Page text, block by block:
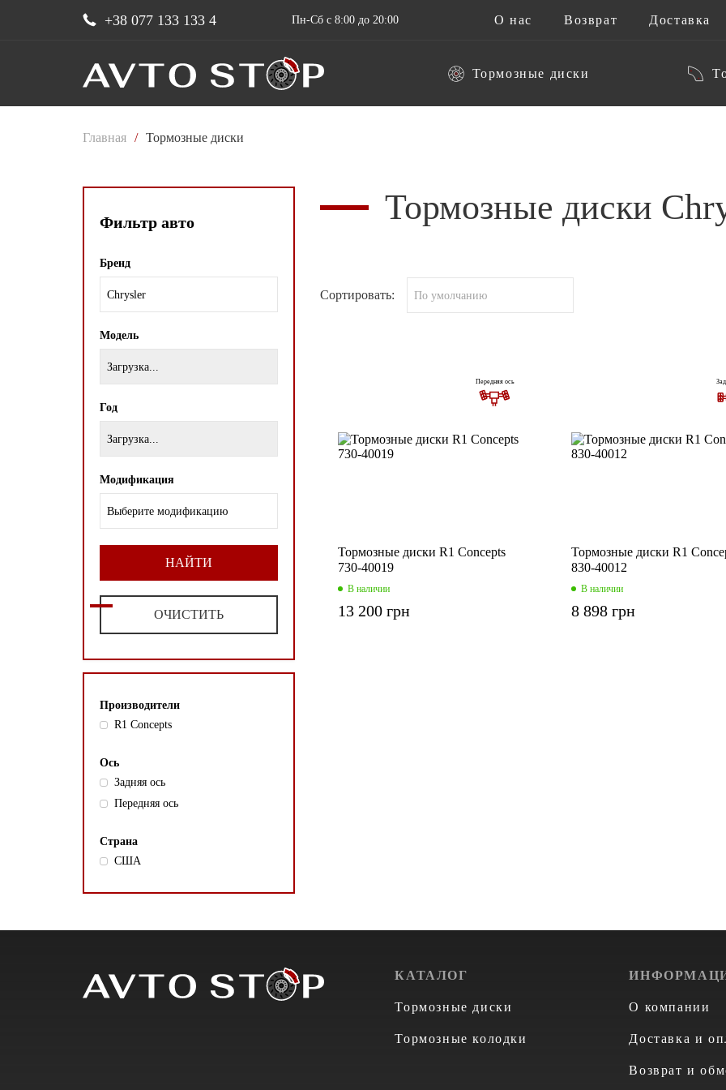
+38 077 133 133 4 Пн-Сб с 8:00 до 20:00 О нас Возврат Доставка
Тормозные диски
Главная / Тормозные диски
Фильтр авто
Бренд
Chrysler
Модель
Загрузка...
Год
Загрузка...
Модификация
Выберите модификацию
НАЙТИ
ОЧИСТИТЬ
Производители
R1 Concepts
Ось
Задняя ось
Передняя ось
Страна
США
Тормозные диски
Сортировать: По умолчанию
Передняя ось
Тормозные диски R1 Concepts
730-40019
В наличии
13 200 грн
Тормозные диски R1
830-40012
В наличии
8 898 грн
КАТАЛОГ
Тормозные диски
Тормозные колодки
О компании
Доставка и
Возврат и